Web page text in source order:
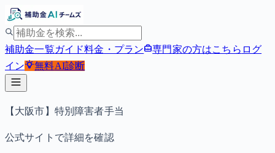
補助金一覧ガイド料金・プラン 専門家の方はこちら ログ
イン
無料AI診断
【大阪市】特別障害者手当
公式サイトで詳細を確認